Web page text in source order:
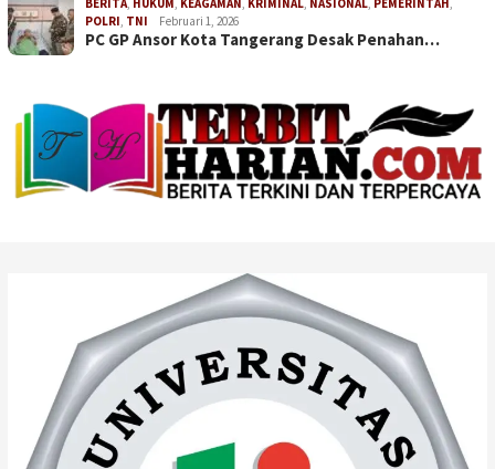
POLRI TNI Februari 1, 2026
PC GP Ansor Kota Tangerang Desak Penahan…